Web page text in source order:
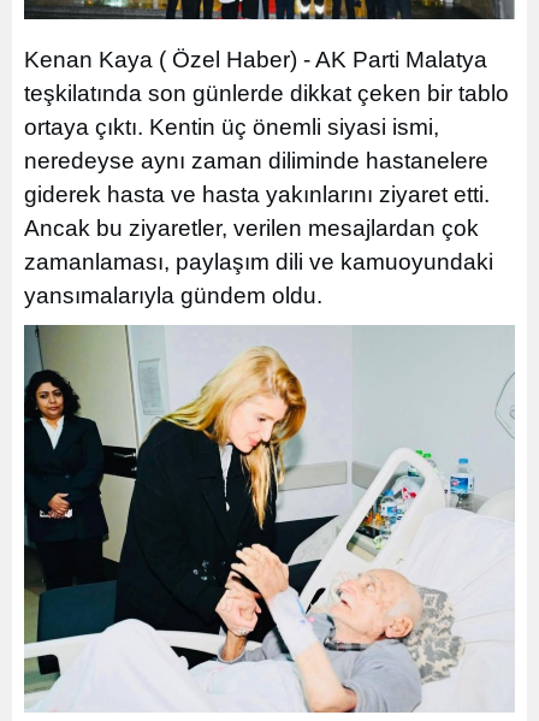
Kenan Kaya ( Özel Haber) - AK Parti Malatya
teşkilatında son günlerde dikkat çeken bir tablo
ortaya çıktı. Kentin üç önemli siyasi ismi,
neredeyse aynı zaman diliminde hastanelere
giderek hasta ve hasta yakınlarını ziyaret etti.
Ancak bu ziyaretler, verilen mesajlardan çok
zamanlaması, paylaşım dili ve kamuoyundaki
yansımalarıyla gündem oldu.